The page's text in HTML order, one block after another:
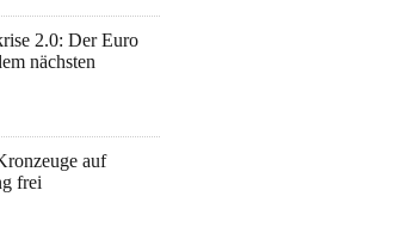
2.0: Der Euro
nächsten
auf
frei